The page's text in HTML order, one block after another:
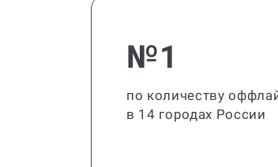
№1
по количеству
в 14 городах России